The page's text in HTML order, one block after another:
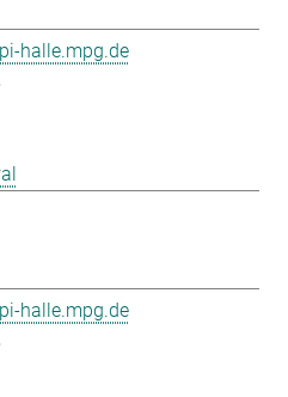
halle.mpg.de
halle.mpg.de